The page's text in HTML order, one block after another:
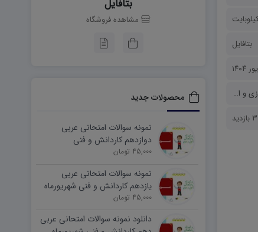
بتافایل
پژوهی
بتافایل
مشاهده فروشگاه
محصولات جدید
نمونه سوالات امتحانی عربی
دوازدهم کاردانش و فنی
شهریورماه ۱۴۰۵ word
45,000 تومان
نمونه سوالات امتحانی عربی
یازدهم کاردانش و فنی شهریورماه
۱۴۰۵ word
45,000 تومان
دانلود نمونه سوالات امتحانی عربی